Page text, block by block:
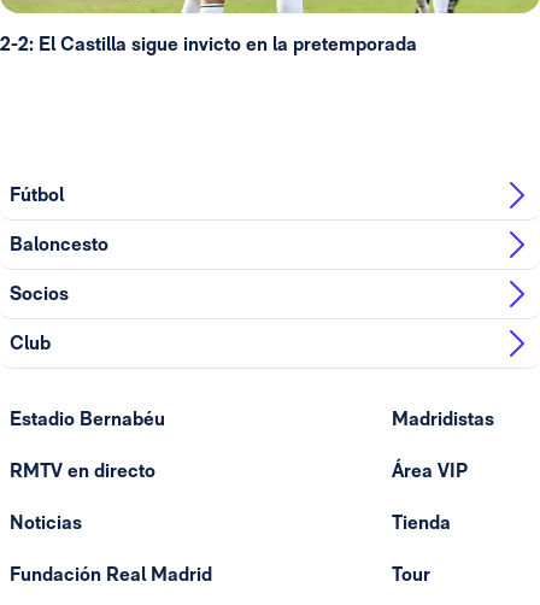
2-2: El Castilla sigue invicto en la pretemporada
Fútbol
Baloncesto
Socios
Club
Estadio Bernabéu
RMTV en directo
Noticias
Fundación Real Madrid
Madridistas
Área VIP
Tienda
Tour